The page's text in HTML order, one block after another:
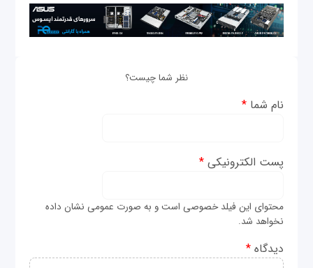
نظر شما چیست؟
نام شما*
پست الکترونیکی*
محتوای این فیلد خصوصی است و به صورت عمومی نشان داده
نخواهد شد.
دیدگاه*